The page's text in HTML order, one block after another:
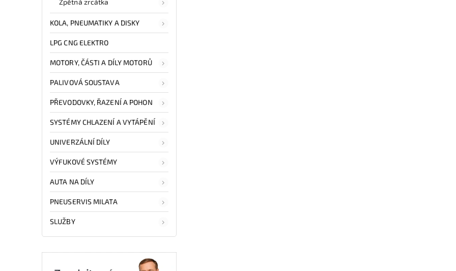
KOLA, PNEUMATIKY A DISKY
LPG CNG ELEKTRO
MOTORY, ČÁSTI A DÍLY MOTORŮ
PALIVOVÁ SOUSTAVA
PŘEVODOVKY, ŘAZENÍ A POHON
SYSTÉMY CHLAZENÍ A VYTÁPĚNÍ
UNIVERZÁLNÍ DÍLY
VÝFUKOVÉ SYSTÉMY
AUTA NA DÍLY
PNEUSERVIS MILATA
SLUŽBY